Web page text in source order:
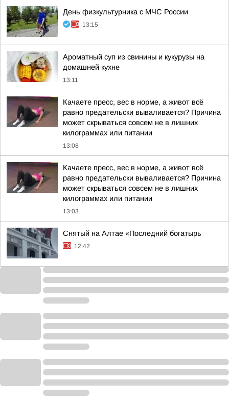
День физкультурника с МЧС России
13:15
Ароматный суп из свинины и кукурузы на
домашней кухне
13:11
Качаете пресс, вес в норме, а живот всё
равно предательски вываливается? Причина
может скрываться совсем не в лишних
килограммах или питании
13:08
Качаете пресс, вес в норме, а живот всё
равно предательски вываливается? Причина
может скрываться совсем не в лишних
килограммах или питании
13:03
Снятый на Алтае «Последний богатырь
12:42